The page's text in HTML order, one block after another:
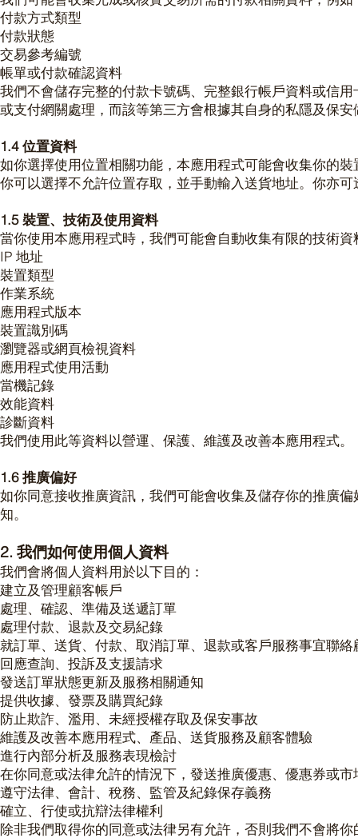
付款方式類型
付款狀態
交易參考編號
帳單或付款確認資料
我們不會儲存完整的付款卡號碼、完整銀行帳戶資料或信
或支付網關處理，而該等第三方會根據其自身的私隱及保
1.4 位置資料
如你選擇使用位置相關功能，本應用程式可能會收集你的
你可以選擇不允許位置存取，並手動輸入送貨地址。你亦
1.5 裝置、技術及使用資料
當你使用本應用程式時，我們可能會自動收集有限的技術資
IP 地址
裝置類型
作業系統
應用程式版本
裝置識別碼
瀏覽器或網頁檢視資料
應用程式使用活動
當機記錄
效能資料
診斷資料
我們使用此等資料以營運、保護、維護及改善本應用程式。
1.6 推廣偏好
如你同意接收推廣資訊，我們可能會收集及儲存你的推廣
知。
2. 我們如何使用個人資料
我們會將個人資料用於以下目的：
建立及管理顧客帳戶
處理、確認、準備及送遞訂單
處理付款、退款及交易紀錄
就訂單、送貨、付款、取消訂單、退款或客戶服務事宜聯絡
回應查詢、投訴及支援請求
發送訂單狀態更新及服務相關通知
提供收據、發票及購買紀錄
防止欺詐、濫用、未經授權存取及保安事故
維護及改善本應用程式、產品、送貨服務及顧客體驗
進行內部分析及服務表現檢討
在你同意或法律允許的情況下，發送推廣優惠、優惠券或市
遵守法律、會計、稅務、監管及紀錄保存義務
確立、行使或抗辯法律權利
除非我們取得你的同意或法律另有允許，否則我們不會將